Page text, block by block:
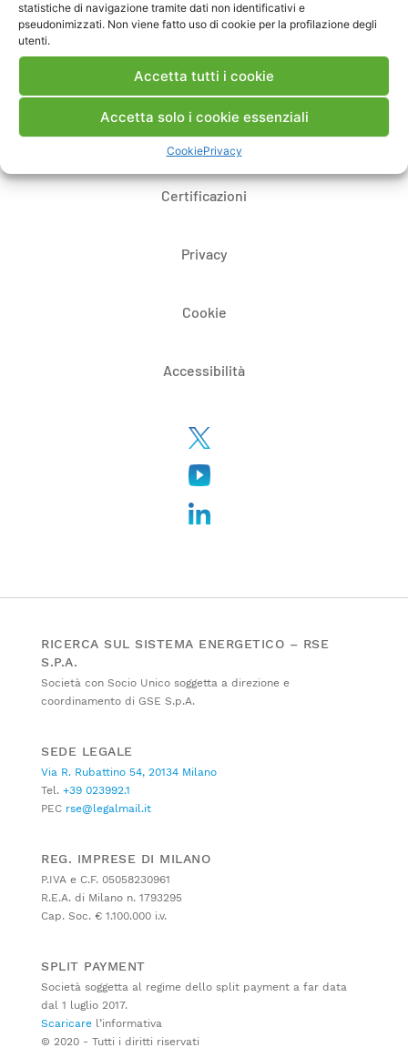
statistiche di navigazione tramite dati non identificativi e
pseudonimizzati. Non viene fatto uso di cookie per la profilazione degli
utenti.
Accetta tutti i cookie
Accetta solo i cookie essenziali
CookiePrivacy
Dove siamo
Bandi di gara e contratti
Whistleblowing
Certificazioni
Privacy
Cookie
Accessibilità
RICERCA SUL SISTEMA ENERGETICO – RSE
S.P.A.
Società con Socio Unico soggetta a direzione e
coordinamento di GSE S.p.A.
SEDE LEGALE
Via R. Rubattino 54, 20134 Milano
Tel. +39 023992.1
PEC rse@legalmail.it
REG. IMPRESE DI MILANO
P.IVA e C.F. 05058230961
R.E.A. di Milano n. 1793295
Cap. Soc. € 1.100.000 i.v.
SPLIT PAYMENT
Società soggetta al regime dello split payment a far data
dal 1 luglio 2017.
Scaricare l’informativa
© 2020 - Tutti i diritti riservati